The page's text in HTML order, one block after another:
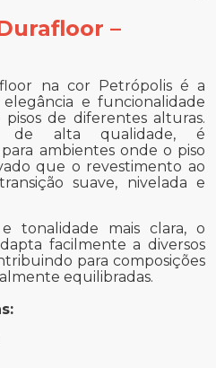
–
na cor Petrópolis é a
e funcionalidade
de diferentes alturas.
de alta qualidade, é
ambientes onde o piso
que o revestimento ao
suave, nivelada e
tonalidade mais clara, o
facilmente a diversos
para composições
equilibradas.